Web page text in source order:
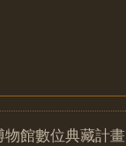
館數位典藏計畫